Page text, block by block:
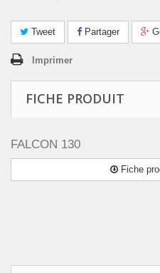
Tweet Partager
Imprimer
FICHE PRODUIT
FALCON 130
Fiche